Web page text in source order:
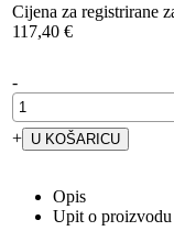
Cijena za registrirane
117,40 €
-
+
Opis
Upit o proizvodu